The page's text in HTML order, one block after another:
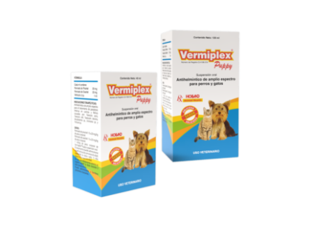
Vermiplex® Puppy
Línea de Antiparasitarios